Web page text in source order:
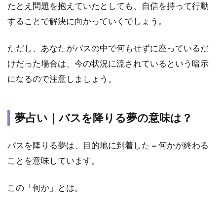
れる
夢の
意味
3.4
夢占
い｜
られ
意味
は？
夢占
たとえ問題を抱えていたとしても、自信を持って行動
することで解決に向かっていくでしょう。
ただし、あなたがバスの中で何もせずに座っているだ
けだった場合は、今の状況に流されているという暗示
になるので注意しましょう。
夢占い｜バスを降りる夢の意味は？
バスを降りる夢は、目的地に到着した＝何かが終わる
ことを意味しています。
この「何か」とは。